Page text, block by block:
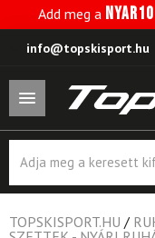
Add meg a NYAR10
info@topskisport.hu
search
TOPSKISPORT.HU /